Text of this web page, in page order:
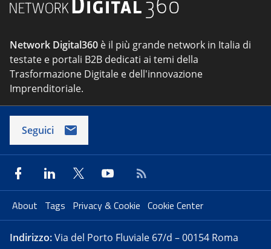
Network Digital360 è il più grande network in Italia di
testate e portali B2B dedicati ai temi della
Trasformazione Digitale e dell'innovazione
Imprenditoriale.
Seguici
About Tags Privacy & Cookie Cookie Center
Indirizzo:Via del Porto Fluviale 67/d – 00154 Roma